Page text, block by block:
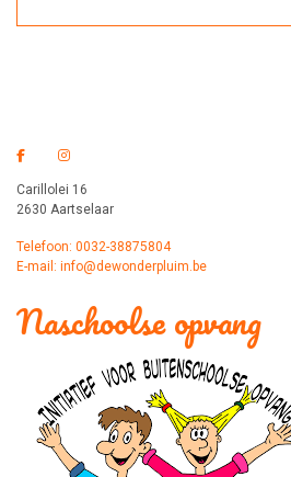
Carillolei 16
2630 Aartselaar
Telefoon: 0032-38875804
E-mail: info@dewonderpluim.be
Naschoolse opvang